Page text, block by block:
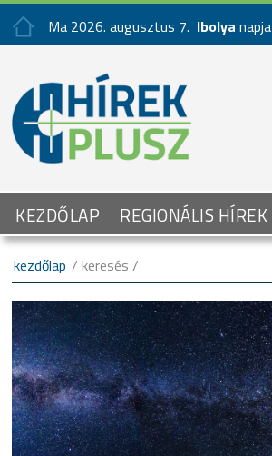
Ma 2026. augusztus 7. Ibolya
KEZDŐLAP REGIONÁLIS HÍREK
kezdőlap / keresés /